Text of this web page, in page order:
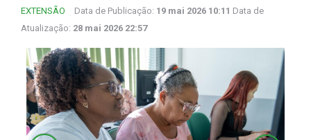
EXTENSÃO Data de Publicação: 19 mai 2026 10:11 Data de
Atualização: 28 mai 2026 22:57